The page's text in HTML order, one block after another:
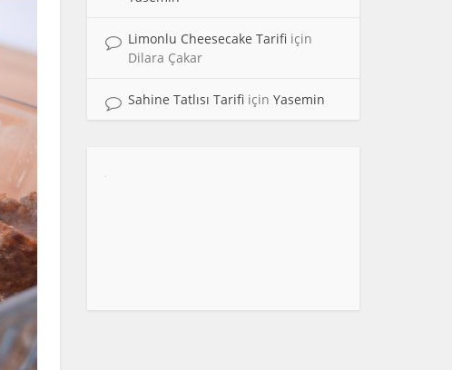
Limonlu Cheesecake Tarifi için
Dilara Çakar
Sahine Tatlısı Tarifi için Yasemin